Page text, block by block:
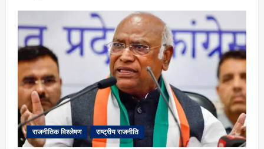
राजनीतिक विश्लेषण राष्ट्रीय राजनीति